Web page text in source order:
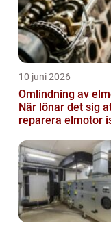
10 juni 2026
Omlindning av
När lönar det sig
reparera elmotor